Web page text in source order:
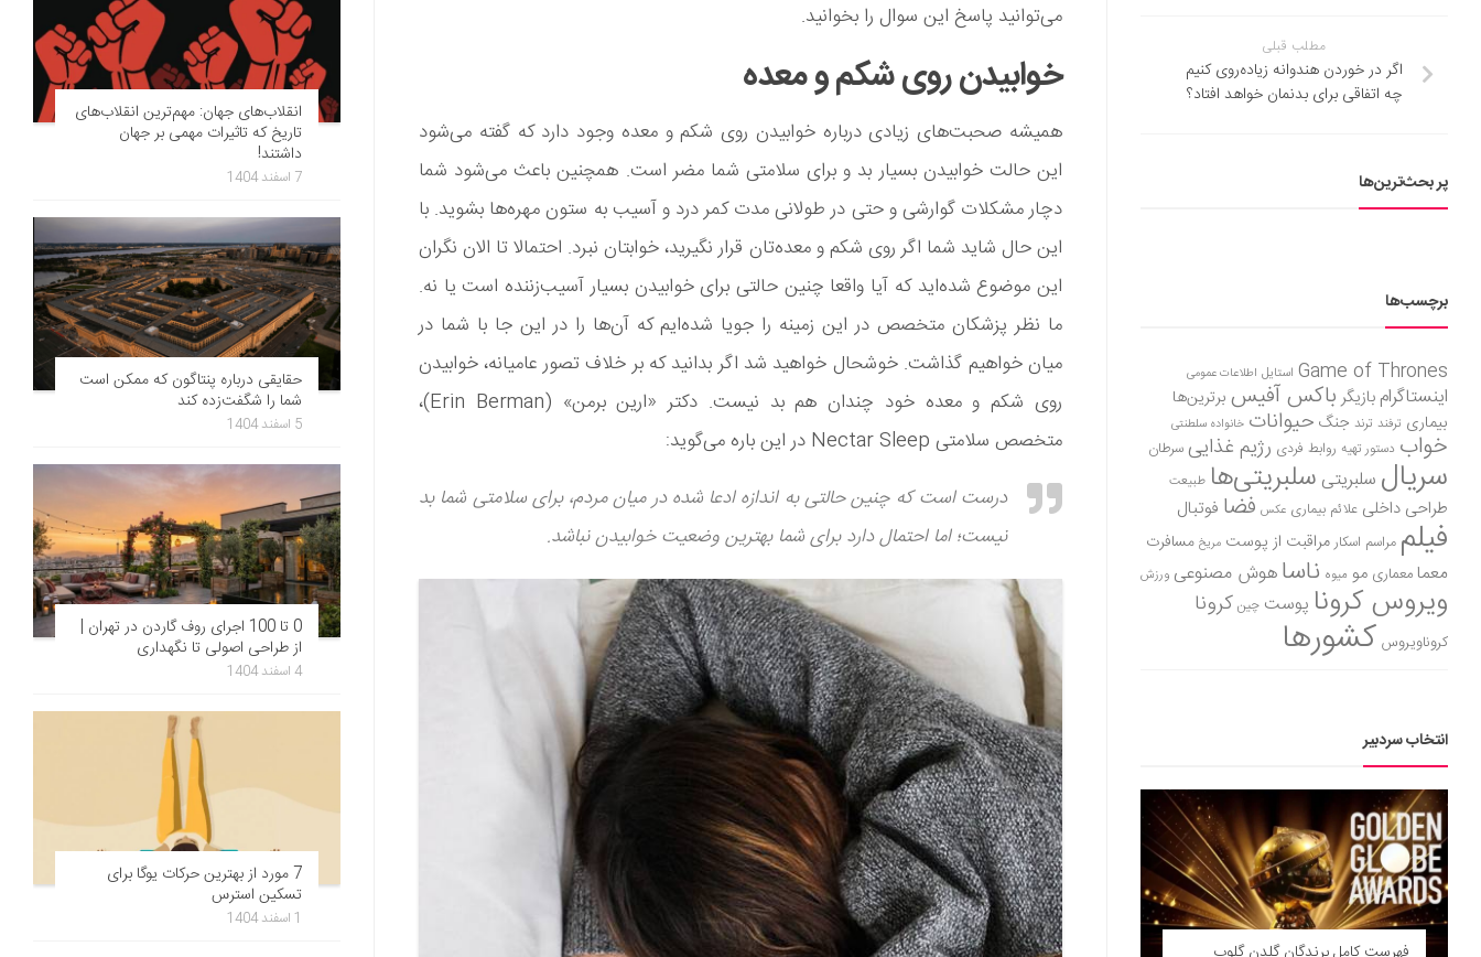
می‌توانید پاسخ این سوال را بخوانید.
خوابیدن روی شکم و معده
همیشه صحبت‌های زیادی درباره خوابیدن روی شکم و معده وجود دارد که گفته می‌شود
این حالت خوابیدن بسیار بد و برای سلامتی شما مضر است. همچنین باعث می‌شود شما
دچار مشکلات گوارشی و حتی در طولانی مدت کمر درد و آسیب به ستون مهره‌ها بشوید. با
این حال شاید شما اگر روی شکم و معده‌تان قرار نگیرید، خوابتان نبرد. احتمالا تا الان نگران
این موضوع شده‌اید که آیا واقعا چنین حالتی برای خوابیدن بسیار آسیب‌زننده است یا نه.
ما نظر پزشکان متخصص در این زمینه را جویا شده‌ایم که آن‌ها را در این جا با شما در
میان خواهیم گذاشت. خوشحال خواهید شد اگر بدانید که بر خلاف تصور عامیانه، خوابیدن
روی شکم و معده خود چندان هم بد نیست. دکتر «ارین برمن» (Erin Berman)،
متخصص سلامتی Nectar Sleep در این باره می‌گوید:
درست است که چنین حالتی به اندازه ادعا شده در میان مردم، برای سلامتی شما بد
نیست؛ اما احتمال دارد برای شما بهترین وضعیت خوابیدن نباشد.
مطلب قبلی
اگر در خوردن هندوانه زیاده‌روی کنیم
چه اتفاقی برای بدنمان خواهد افتاد؟
پر بحث‌ترین‌ها
برچسب‌ها
Game of Thrones استایل اطلاعات عمومی
اینستاگرام بازیگر باکس آفیس برترین‌ها
بیماری ترفند ترند جنگ حیوانات خانواده سلطنتی
خواب دستور تهیه روابط فردی رژیم غذاییسرطان
سریال سلبریتی سلبریتی‌ها طبیعت
طراحی داخلی علائم بیماری عکس فضا فوتبال
فیلم مراسم اسکارمراقبت از پوست مریخ مسافرت
معمامعماری مو میوه ناساهوش مصنوعی ورزش
ویروس کرونا پوست چین کرونا
کروناویروس کشورها
انتخاب سردبیر
انقلاب‌های جهان: مهم‌ترین انقلاب‌های
تاریخ که تاثیرات مهمی بر جهان
داشتند!
7 اسفند 1404
حقایقی درباره پنتاگون که ممکن است
شما را شگفت‌زده کند
5 اسفند 1404
0 تا 100 اجرای روف گاردن در تهران |
از طراحی اصولی تا نگهداری
4 اسفند 1404
7 مورد از بهترین حرکات یوگا برای
تسکین استرس
1 اسفند 1404